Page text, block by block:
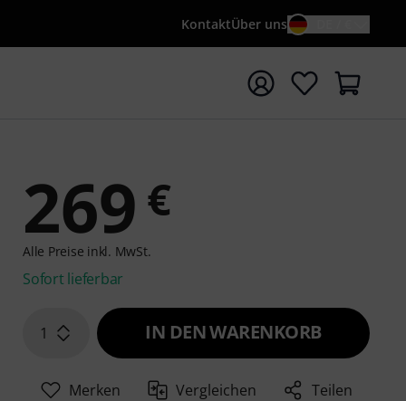
KontaktÜber uns
mit Suchwort {searchTerm} starten
269 €
Alle Preise inkl. MwSt.
Sofort lieferbar
1 IN DEN WARENKORB
Merken Vergleichen Teilen